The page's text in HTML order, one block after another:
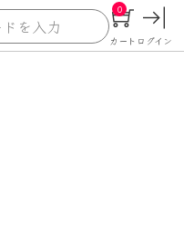
カート
0
ログイン